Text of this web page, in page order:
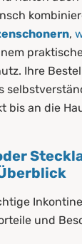
,
Ihre
bis an die
und